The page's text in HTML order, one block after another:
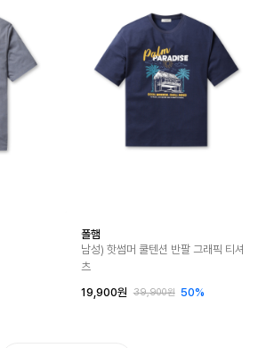
폴햄
남성) 핫썸머 쿨텐션 반팔 그래픽 티셔
츠
19,900원
39,900원 50%